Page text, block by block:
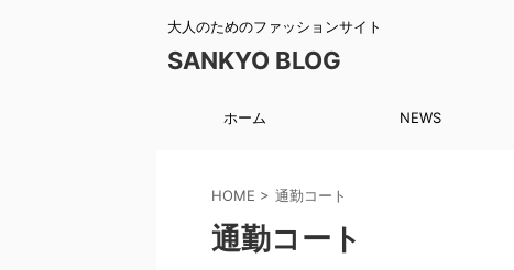
大人のためのファッションサイト
SANKYO BLOG
ホーム NEWS
HOME > 通勤コート
通勤コート